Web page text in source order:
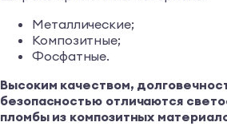
Металлические;
Композитные;
Фосфатные.
Высоким качеством,
безопасностью отличаются
пломбы из композитных